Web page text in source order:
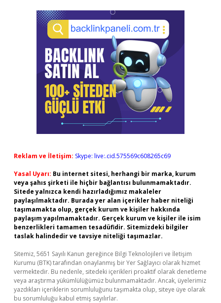
Reklam ve İletişim: Skype: live:.cid.575569c608265c69
Yasal Uyarı: Bu internet sitesi, herhangi bir marka, kurum
veya şahıs şirketi ile hiçbir bağlantısı bulunmamaktadır.
Sitede yalnızca kendi hazırladığımız makaleler
paylaşılmaktadır. Burada yer alan içerikler haber niteliği
taşımamakta olup, gerçek kurum ve kişiler hakkında
paylaşım yapılmamaktadır. Gerçek kurum ve kişiler ile isim
benzerlikleri tamamen tesadüfidir. Sitemizdeki bilgiler
taslak halindedir ve tavsiye niteliği taşımazlar.
Sitemiz, 5651 Sayılı Kanun gereğince Bilgi Teknolojileri ve İletişim
Kurumu (BTK) tarafından onaylanmış bir Yer Sağlayıcı olarak hizmet
vermektedir. Bu nedenle, sitedeki içerikleri proaktif olarak denetleme
veya araştırma yükümlülüğümüz bulunmamaktadır. Ancak, üyelerimiz
yazdıkları içeriklerin sorumluluğunu taşımakta olup, siteye üye olarak
bu sorumluluğu kabul etmiş sayılırlar.